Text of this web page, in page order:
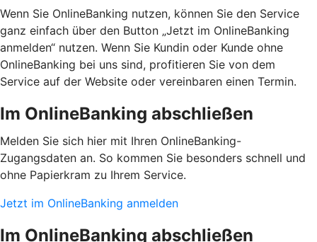
Wenn Sie OnlineBanking nutzen, können Sie den Service
ganz einfach über den Button „Jetzt im OnlineBanking
anmelden“ nutzen. Wenn Sie Kundin oder Kunde ohne
OnlineBanking bei uns sind, profitieren Sie von dem
Service auf der Website oder vereinbaren einen Termin.
Im OnlineBanking abschließen
Melden Sie sich hier mit Ihren OnlineBanking-
Zugangsdaten an. So kommen Sie besonders schnell und
ohne Papierkram zu Ihrem Service.
Jetzt im OnlineBanking anmelden
Im OnlineBanking abschließen